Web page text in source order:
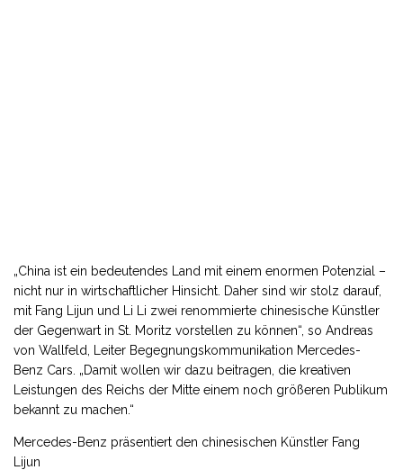
„China ist ein bedeutendes Land mit einem enormen Potenzial –
nicht nur in wirtschaftlicher Hinsicht. Daher sind wir stolz darauf,
mit Fang Lijun und Li Li zwei renommierte chinesische Künstler
der Gegenwart in St. Moritz vorstellen zu können“, so Andreas
von Wallfeld, Leiter Begegnungskommunikation Mercedes-
Benz Cars. „Damit wollen wir dazu beitragen, die kreativen
Leistungen des Reichs der Mitte einem noch größeren Publikum
bekannt zu machen.“
Mercedes-Benz präsentiert den chinesischen Künstler Fang
Lijun